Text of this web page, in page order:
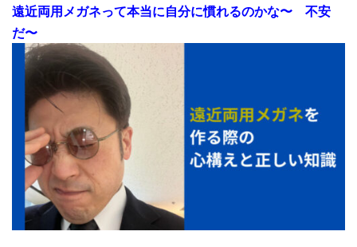
遠近両用メガネって本当に自分に慣れるのかな〜 不安
だ〜